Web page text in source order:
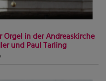
in der Andreaskirche
und Paul Tarling